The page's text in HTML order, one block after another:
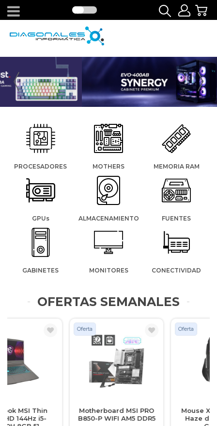
PROCESADORES MOTHERS MEMORIA RAM
GPUs ALMACENAMIENTO FUENTES
GABINETES MONITORES CONECTIVIDAD
OFERTAS SEMANALES
Motherboard MSI PRO
B850-P WIFI AM5 DDR5
Mouse X-TECH Lethal
Haze de 6 Botones